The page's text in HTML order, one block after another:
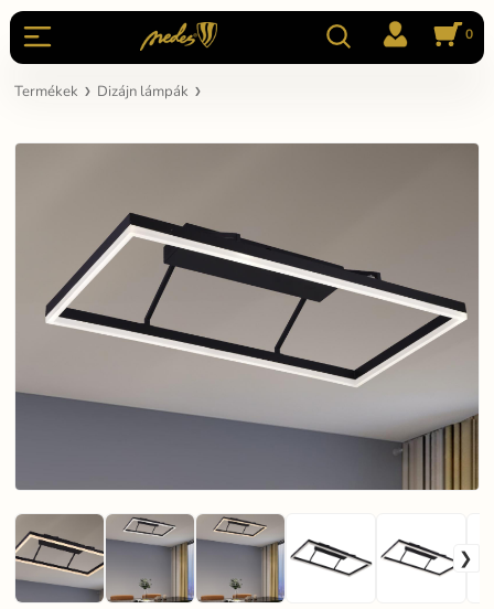
0
Termékek Dizájn lámpák